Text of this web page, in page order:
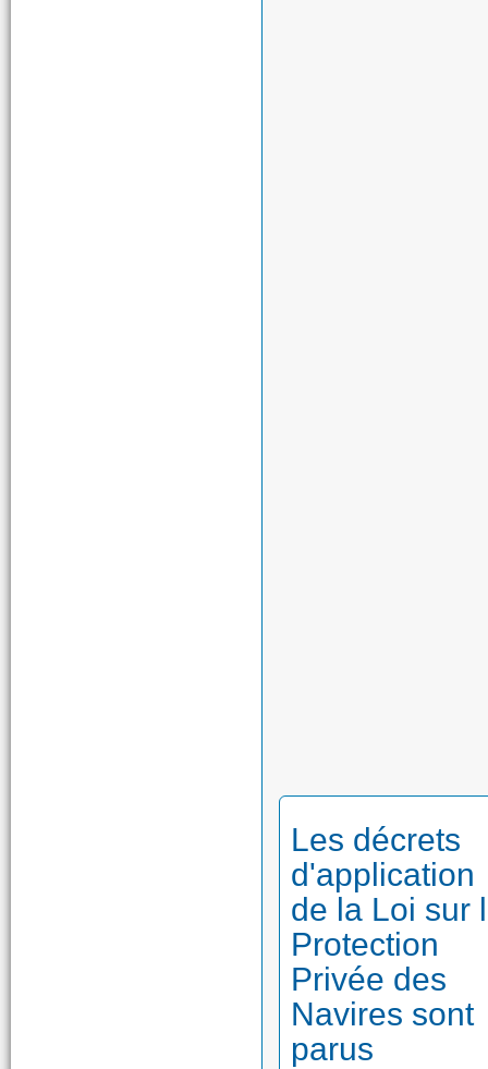
Les décrets
d'application
de la Loi sur
Protection
Privée des
Navires sont
parus